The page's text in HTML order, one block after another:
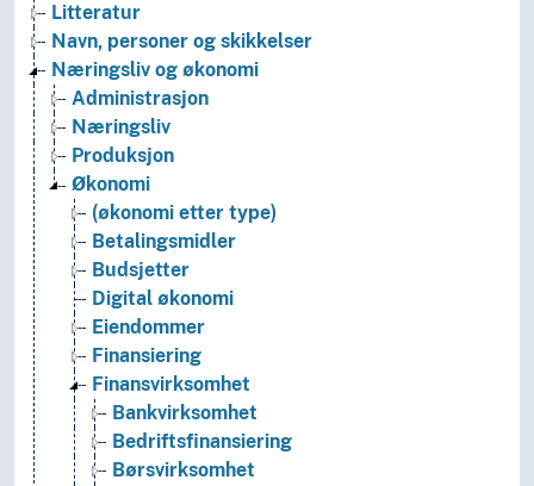
Litteratur
Navn, personer og skikkelser
Næringsliv og økonomi
Administrasjon
Næringsliv
Produksjon
Økonomi
(økonomi etter type)
Betalingsmidler
Budsjetter
Digital økonomi
Eiendommer
Finansiering
Finansvirksomhet
Bankvirksomhet
Bedriftsfinansiering
Børsvirksomhet